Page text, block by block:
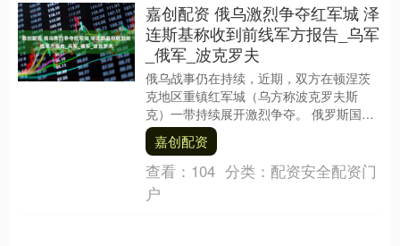
嘉创配资 俄乌激烈争夺红军城 泽
连斯基称收到前线军方报告_乌军
_俄军_波克罗夫
俄乌战事仍在持续，近期，双方在顿涅茨
克地区重镇红军城（乌方称波克罗夫斯
克）一带持续展开激烈争夺。 俄罗斯国防
部13日发布视频称，俄军“中部”集群部队在
红军城方向....
嘉创配资
查看： 104 分类： 配资安全配资门
户